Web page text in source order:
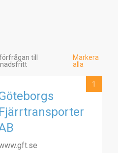
till
Markera
alla
Fjärrtransporter
1